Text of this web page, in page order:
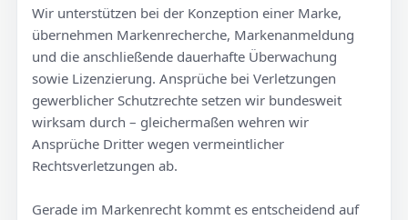
Wir unterstützen bei der Konzeption einer Marke,
übernehmen Markenrecherche, Markenanmeldung
und die anschließende dauerhafte Überwachung
sowie Lizenzierung. Ansprüche bei Verletzungen
gewerblicher Schutzrechte setzen wir bundesweit
wirksam durch – gleichermaßen wehren wir
Ansprüche Dritter wegen vermeintlicher
Rechtsverletzungen ab.
Gerade im Markenrecht kommt es entscheidend auf